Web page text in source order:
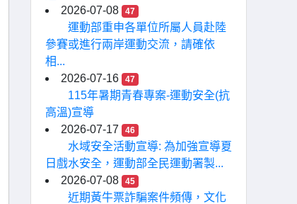
2026-07-08
47
運動部重申各單位所屬人員赴陸
參賽或進行兩岸運動交流，請確依
相...
2026-07-16
47
115年暑期青春專案-運動安全(抗
高溫)宣導
2026-07-17
46
水域安全活動宣導: 為加強宣導夏
日戲水安全，運動部全民運動署製...
2026-07-08
45
近期黃牛票詐騙案件頻傳，文化